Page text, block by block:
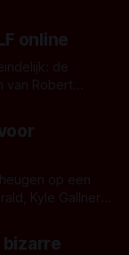
online
de
van Robert
keer is (kon
op een
Kyle Gallner
de
bizarre